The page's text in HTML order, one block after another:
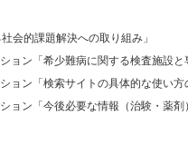
会的課題解決への取り組み」
ョン「希少難病に関する検査施設
ョン「検索サイトの具体的な使い
ョン「今後必要な情報（治験・薬剤